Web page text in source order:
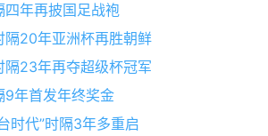
四年再披国足战袍
隔20年亚洲杯再胜朝鲜
隔23年再夺超级杯冠军
9年首发年终奖金
时代”时隔3年多重启